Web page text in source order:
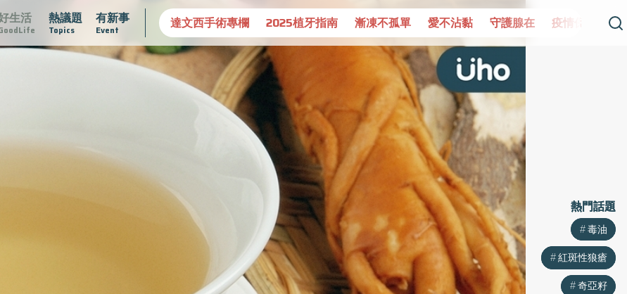
生活 熱議題
Topics
有新事
Event
護骨骼健康 達文西手術專欄 2025植牙指南 漸凍不孤單 愛不沾黏 守護腺在 疫情保衛戰 再生醫學 愛的
熱門話題
毒油
紅斑性狼瘡
奇亞籽
熱門話題
毒油
紅斑性狼瘡
奇亞籽